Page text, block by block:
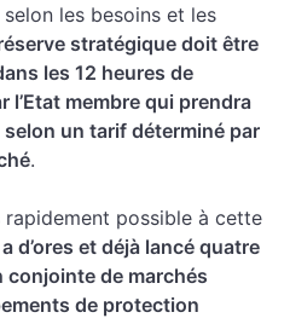
les besoins et les
stratégique doit être
les 12 heures de
l’Etat membre qui prendra
un tarif déterminé par
.
possible à cette
d’ores et déjà lancé quatre
de marchés
de protection